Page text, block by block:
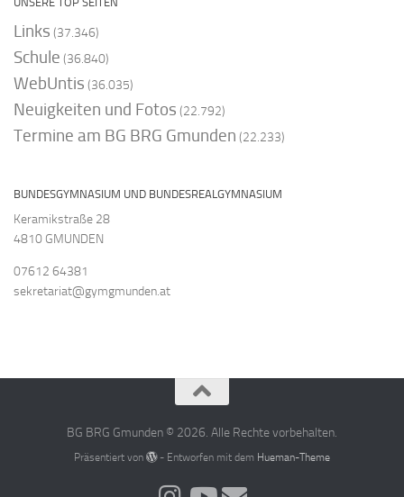
Links (37.346)
Schule (36.840)
WebUntis (36.035)
Neuigkeiten und Fotos (22.792)
Termine am BG BRG Gmunden (22.233)
BUNDESGYMNASIUM UND BUNDESREALGYMNASIUM
Keramikstraße 28
4810 GMUNDEN
07612 64381
sekretariat@gymgmunden.at
BG BRG Gmunden © 2026. Alle Rechte vorbehalten.
Präsentiert von - Entworfen mit dem Hueman-Theme